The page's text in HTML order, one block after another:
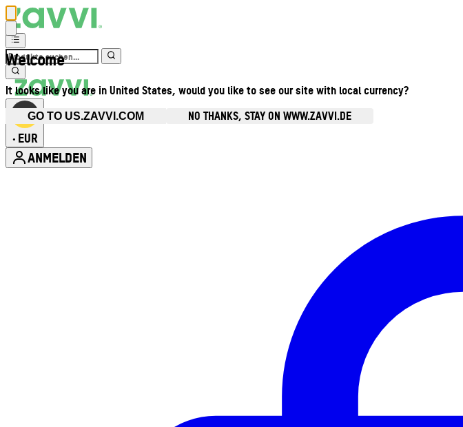
Welcome
It looks like you are in United States, would you like to see our site with local currency?
GO TO US.ZAVVI.COM NO THANKS, STAY ON WWW.ZAVVI.DE
• EUR
ANMELDEN